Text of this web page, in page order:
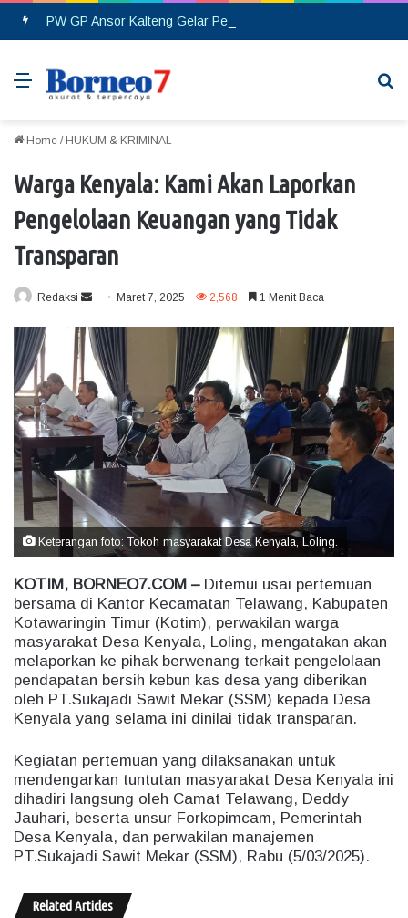
Menu
Home / HUKUM & KRIMINAL
Warga Kenyala: Kami Akan Laporkan
Pengelolaan Keuangan yang Tidak
Transparan
Redaksi
n
d
a
n
e
a
l
Maret 7, 2025 2,568 1 Menit Baca
Keterangan foto: Tokoh masyarakat Desa Kenyala, Loling.
KOTIM, BORNEO7.COM –Ditemui usai pertemuan
bersama di Kantor Kecamatan Telawang, Kabupaten
Kotawaringin Timur (Kotim), perwakilan warga
masyarakat Desa Kenyala, Loling, mengatakan akan
melaporkan ke pihak berwenang terkait pengelolaan
pendapatan bersih kebun kas desa yang diberikan
oleh PT.Sukajadi Sawit Mekar (SSM) kepada Desa
Kenyala yang selama ini dinilai tidak transparan.
Kegiatan pertemuan yang dilaksanakan untuk
mendengarkan tuntutan masyarakat Desa Kenyala ini
dihadiri langsung oleh Camat Telawang, Deddy
Jauhari, beserta unsur Forkopimcam, Pemerintah
Desa Kenyala, dan perwakilan manajemen
PT.Sukajadi Sawit Mekar (SSM), Rabu (5/03/2025).
Related Articles